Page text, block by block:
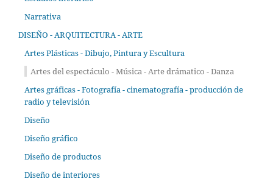
Narrativa
DISEÑO - ARQUITECTURA - ARTE
Artes Plásticas - Dibujo, Pintura y Escultura
Artes del espectáculo - Música - Arte drámatico - Danza
Artes gráficas - Fotografía - cinematografía - producción de
radio y televisión
Diseño
Diseño gráfico
Diseño de productos
Diseño de interiores